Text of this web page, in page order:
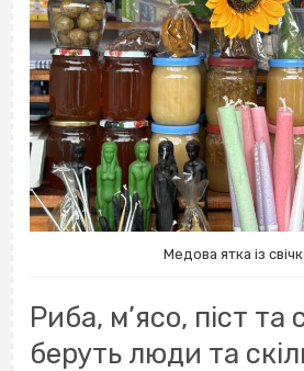
Медова ятка із
Риба, м’ясо, піст та
беруть люди та